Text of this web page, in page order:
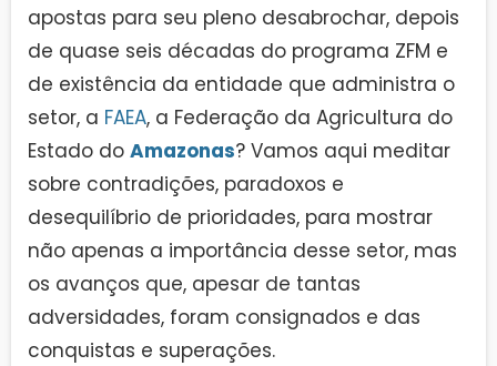
apostas para seu pleno desabrochar, depois
de quase seis décadas do programa ZFM e
de existência da entidade que administra o
setor, a FAEA, a Federação da Agricultura do
Estado do Amazonas? Vamos aqui meditar
sobre contradições, paradoxos e
desequilíbrio de prioridades, para mostrar
não apenas a importância desse setor, mas
os avanços que, apesar de tantas
adversidades, foram consignados e das
conquistas e superações.